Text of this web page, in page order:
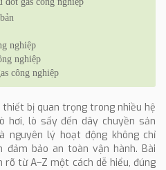
nghiệp
nghiệp
công nghiệp
thiết bị quan trọng trong nhiều hệ
hơi, lò sấy đến dây chuyền sản
nguyên lý hoạt động không chỉ
bảo an toàn vận hành. Bài
từ A–Z một cách dễ hiểu, đúng